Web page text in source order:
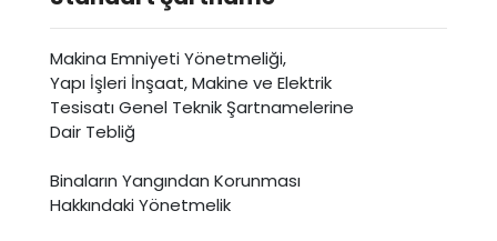
Makina Emniyeti Yönetmeliği,
Yapı İşleri İnşaat, Makine ve Elektrik
Tesisatı Genel Teknik Şartnamelerine
Dair Tebliğ
Binaların Yangından Korunması
Hakkındaki Yönetmelik